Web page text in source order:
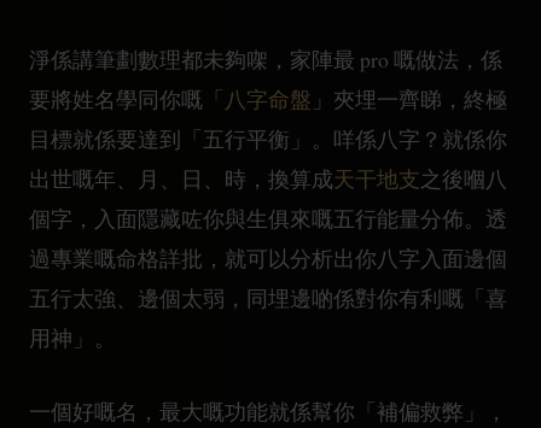
淨係講筆劃數理都未夠㗎，家陣最 pro 嘅做法，係
要將姓名學同你嘅「八字命盤 」夾埋一齊睇，終極
目標就係要達到「五行平衡」。咩係八字？就係你
出世嘅年、月、日、時，換算成天干地支之後嗰八
個字，入面隱藏咗你與生俱來嘅五行能量分佈。透
過專業嘅命格詳批，就可以分析出你八字入面邊個
五行太強、邊個太弱，同埋邊啲係對你有利嘅「喜
用神」。
一個好嘅名，最大嘅功能就係幫你「補偏救弊」，